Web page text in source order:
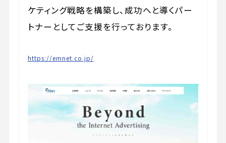
ケティング戦略を構築し、成功へと導くパー
トナーとしてご支援を行っております。
https://emnet.co.jp/